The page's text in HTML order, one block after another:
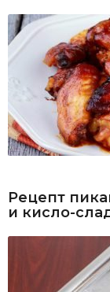
Рецепт
и кисло-